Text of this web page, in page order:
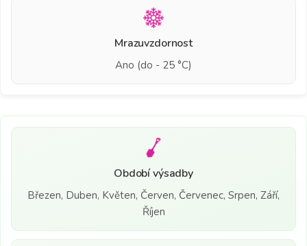
Mrazuvzdornost
Ano (do - 25 °C)
Období výsadby
Březen, Duben, Květen, Červen, Červenec, Srpen, Září,
Říjen